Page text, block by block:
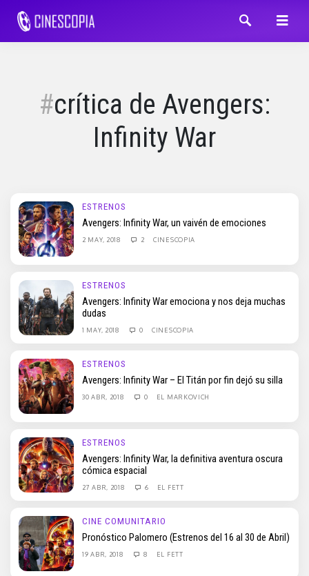
crítica de Avengers:
Infinity War
ESTRENOS
Avengers: Infinity War, un vaivén de emociones
2 MAY, 2018 2 CINESCOPIA
ESTRENOS
Avengers: Infinity War emociona y nos deja muchas
dudas
1 MAY, 2018 0 CINESCOPIA
ESTRENOS
Avengers: Infinity War – El Titán por fin dejó su silla
30 ABR, 2018 0 EL MARKOVICH
ESTRENOS
Avengers: Infinity War, la definitiva aventura oscura
cómica espacial
27 ABR, 2018 6 EL FETT
CINE COMUNITARIO
Pronóstico Palomero (Estrenos del 16 al 30 de Abril)
19 ABR, 2018 8 EL FETT